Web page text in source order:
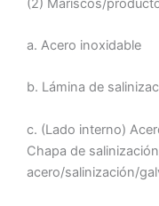
(2) Mariscos/
a. Acero inoxidable
b. Lámina de
c. (Lado interno)
Chapa de
acero/salinización/